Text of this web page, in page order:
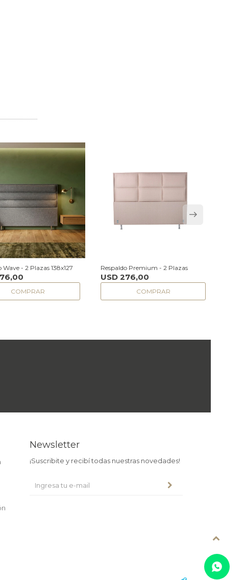
Wave - 2 Plazas 138x127 Respaldo Premium - 2 Plazas
USD 276,00
Newsletter
¡Suscribite y recibí todas nuestras novedades!